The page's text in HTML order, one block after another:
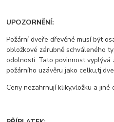
UPOZORNĚNÍ:
Požární dveře dřevěné musí být
obložkové zárubně schváleného
odolností. Tato povinnost vyplývá
požárního uzávěru jako
Ceny nezahrnují kliky,vložku a jiné